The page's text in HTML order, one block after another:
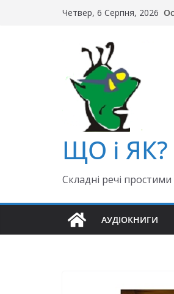
Четвер, 6 Серпня, 2026
ЩО і ЯК?
Складні речі
АУДІОКНИГИ